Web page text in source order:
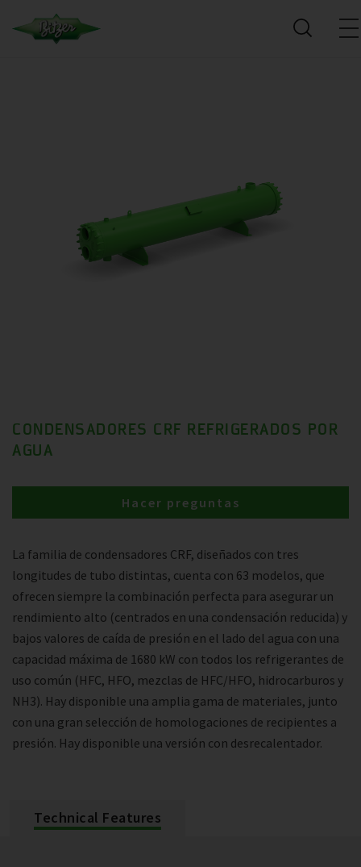
CONDENSADORES CRF REFRIGERADOS POR
AGUA
La familia de condensadores CRF, diseñados con tres
longitudes de tubo distintas, cuenta con 63 modelos, que
ofrecen siempre la combinación perfecta para asegurar un
rendimiento alto (centrados en una condensación reducida) y
bajos valores de caída de presión en el lado del agua con una
capacidad máxima de 1680 kW con todos los refrigerantes de
uso común (HFC, HFO, mezclas de HFC/HFO, hidrocarburos y
NH3). Hay disponible una amplia gama de materiales, junto
con una gran selección de homologaciones de recipientes a
presión. Hay disponible una versión con desrecalentador.
Hacer preguntas
Technical Features